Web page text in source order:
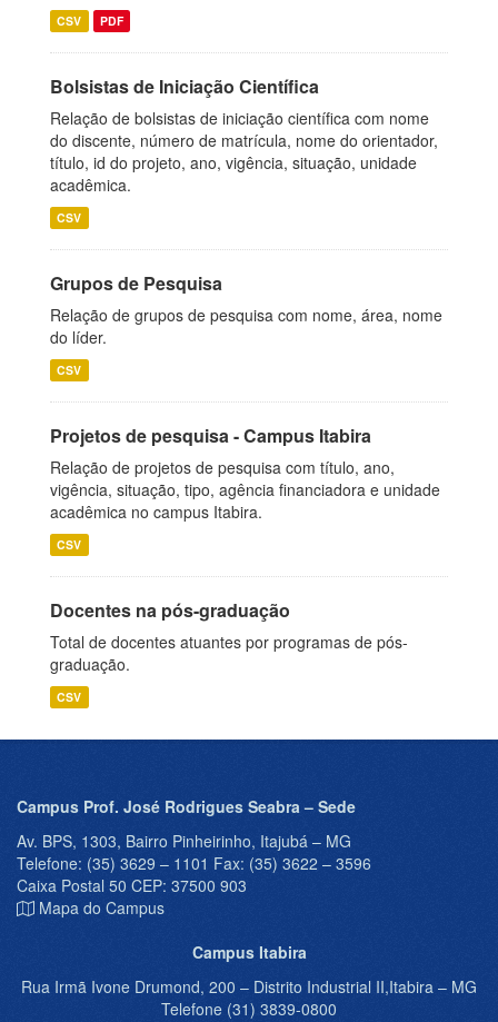
CSV PDF
Bolsistas de Iniciação Científica
Relação de bolsistas de iniciação científica com nome
do discente, número de matrícula, nome do orientador,
título, id do projeto, ano, vigência, situação, unidade
acadêmica.
CSV
Grupos de Pesquisa
Relação de grupos de pesquisa com nome, área, nome
do líder.
CSV
Projetos de pesquisa - Campus Itabira
Relação de projetos de pesquisa com título, ano,
vigência, situação, tipo, agência financiadora e unidade
acadêmica no campus Itabira.
CSV
Docentes na pós-graduação
Total de docentes atuantes por programas de pós-
graduação.
CSV
Campus Prof. José Rodrigues Seabra – Sede
Av. BPS, 1303, Bairro Pinheirinho, Itajubá – MG
Telefone: (35) 3629 – 1101 Fax: (35) 3622 – 3596
Caixa Postal 50 CEP: 37500 903
Mapa do Campus
Campus Itabira
Rua Irmã Ivone Drumond, 200 – Distrito Industrial II,Itabira – MG
Telefone (31) 3839-0800